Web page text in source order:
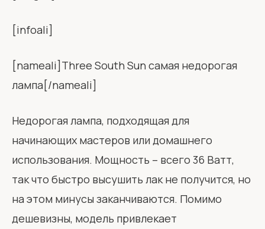
[infoali]
[nameali]Three South Sun самая недорогая
лампа[/nameali]
Недорогая лампа, подходящая для
начинающих мастеров или домашнего
использования. Мощность – всего 36 Ватт,
так что быстро высушить лак не получится, но
на этом минусы заканчиваются. Помимо
дешевизны, модель привлекает